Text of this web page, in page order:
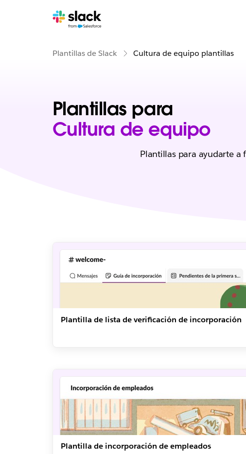
Plantillas de Slack Cultura de equipo plantillas
Plantillas para
Cultura de equipo
Plantillas para ayudarte a
Plantilla de lista de verificación de incorporación
Plantilla de incorporación de empleados